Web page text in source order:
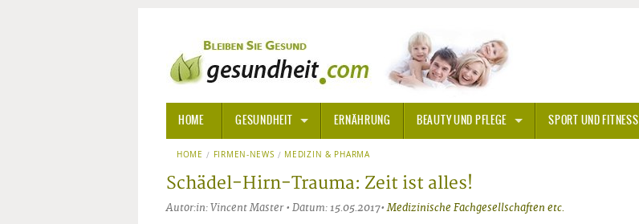
HOME GESUNDHEIT
ALLGEMEINE INFORMATIONEN
ALTERNATIVE HEILWEISENAROMA THERAPIE
ERNÄHRUNG BEAUTY UND PFLEGE SPORT UND FITNESS
HOME FIRMEN-NEWS MEDIZIN & PHARMA
Schädel-Hirn-Trauma: Zeit ist alles!
Autor:in: Vincent Master • Datum: 15.05.2017•Medizinische Fachgesellschaften etc.